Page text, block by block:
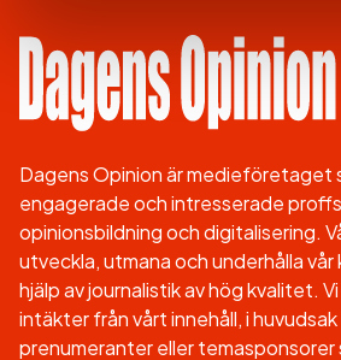
Dagens Opinion är medieföretaget
engagerade och intresserade
opinionsbildning och digitalisering.
utveckla, utmana och underhålla vår
hjälp av journalistik av hög kvalitet.
intäkter från vårt innehåll, i
prenumeranter eller temasponsorer